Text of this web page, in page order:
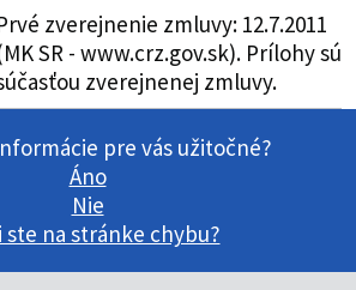
zverejnenie zmluvy: 12.7.2011
SR - www.crz.gov.sk). Prílohy sú
zverejnenej zmluvy.
pre vás užitočné?
Áno
Nie
ste na stránke chybu?